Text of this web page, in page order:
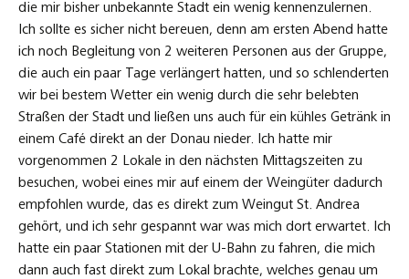
die mir bisher unbekannte Stadt ein wenig kennenzulernen.
Ich sollte es sicher nicht bereuen, denn am ersten Abend hatte
ich noch Begleitung von 2 weiteren Personen aus der Gruppe,
die auch ein paar Tage verlängert hatten, und so schlenderten
wir bei bestem Wetter ein wenig durch die sehr belebten
Straßen der Stadt und ließen uns auch für ein kühles Getränk in
einem Café direkt an der Donau nieder. Ich hatte mir
vorgenommen 2 Lokale in den nächsten Mittagszeiten zu
besuchen, wobei eines mir auf einem der Weingüter dadurch
empfohlen wurde, das es direkt zum Weingut St. Andrea
gehört, und ich sehr gespannt war was mich dort erwartet. Ich
hatte ein paar Stationen mit der U-Bahn zu fahren, die mich
dann auch fast direkt zum Lokal brachte, welches genau um